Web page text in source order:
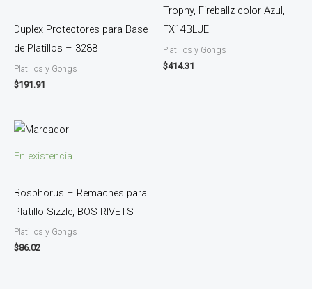
Duplex Protectores para Base
de Platillos – 3288
Platillos y Gongs
$191.91
Trophy, Fireballz color Azul,
FX14BLUE
Platillos y Gongs
$414.31
En existencia
Bosphorus – Remaches para
Platillo Sizzle, BOS-RIVETS
Platillos y Gongs
$86.02